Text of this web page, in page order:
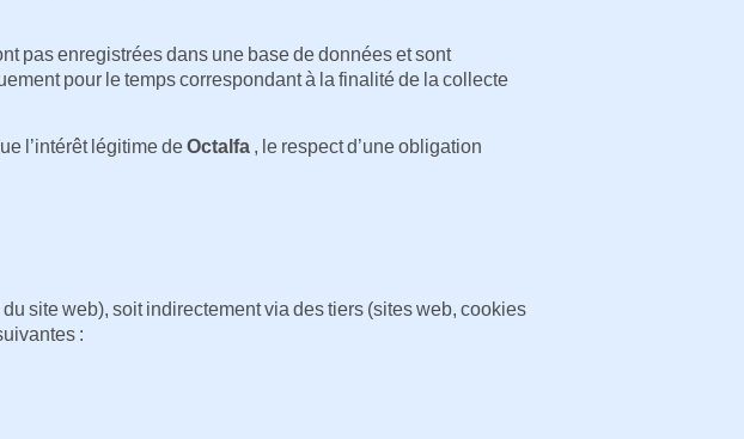
pas enregistrées dans une base de données et sont
pour le temps correspondant à la finalité de la collecte
l’intérêt légitime deOctalfa , le respect d’une obligation
site web), soit indirectement via des tiers (sites web, cookies
: